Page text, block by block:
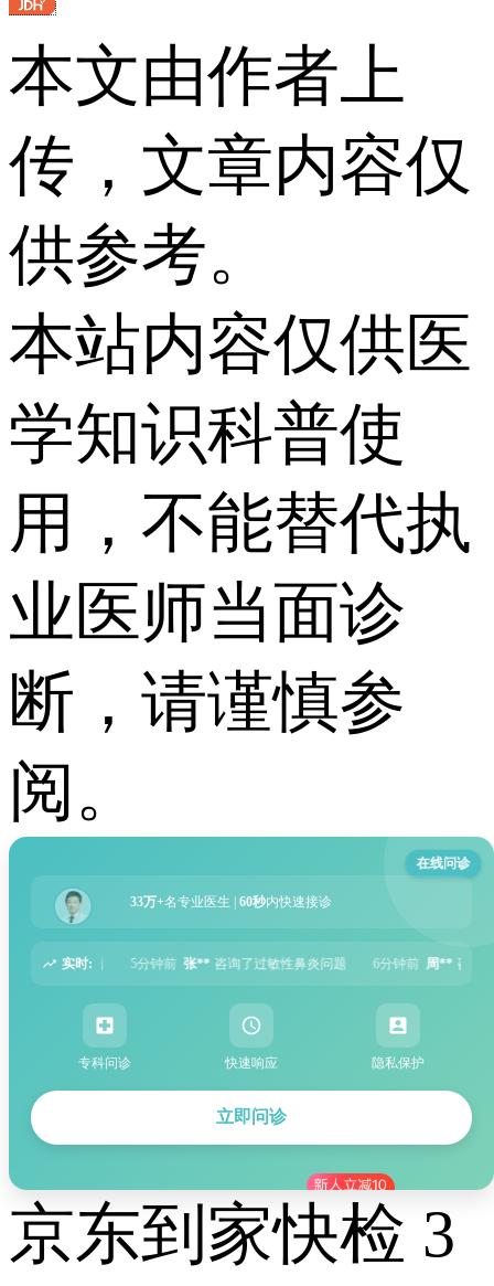
本文由作者上
传，文章内容仅
供参考。
本站内容仅供医
学知识科普使
用，不能替代执
业医师当面诊
断，请谨慎参
阅。
在线问诊
33万+名专业医生 | 60秒内快速接诊
实时:
咨询了过敏性鼻炎问题 6分钟前 周** 咨询了胃痛问题 8分钟前 王**
专科问诊 快速响应 隐私保护
立即问诊
京东到家快检 3